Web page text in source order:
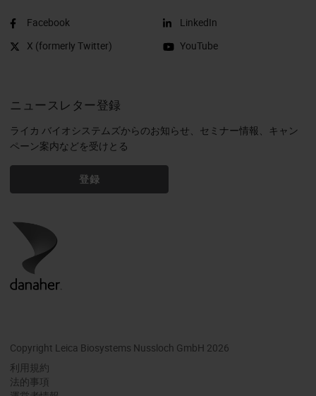
Facebook
X (formerly Twitter)
LinkedIn
YouTube
ニュースレター登録
ライカ バイオシステムズからのお知らせ、セミナー情報、キャン
ペーン案内などを受けとる
登録
Copyright Leica Biosystems Nussloch GmbH 2026
利用規約
法的事項